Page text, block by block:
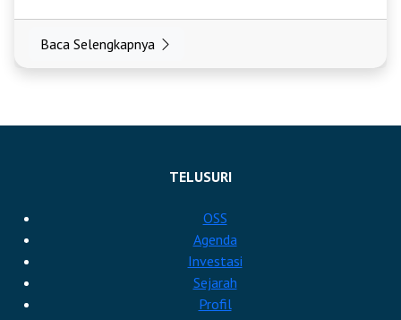
Baca Selengkapnya
TELUSURI
OSS
Agenda
Investasi
Sejarah
Profil